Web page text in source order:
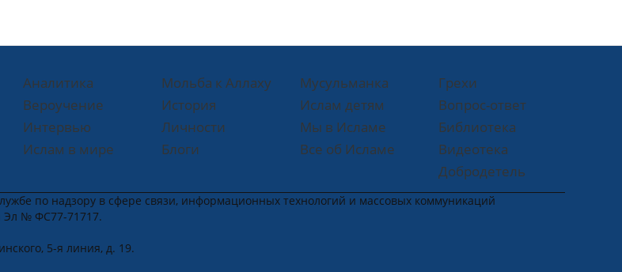
Аналитика
Вероучение
Интервью
Ислам в мире
Мольба к Аллаху
История
Личности
Блоги
Мусульманка
Ислам детям
Мы в Исламе
Все об Исламе
Грехи
Вопрос-ответ
Библиотека
Видеотека
Добродетель
по надзору в сфере связи, информационных технологий и массовых коммуникаций
Эл № ФС77-71717.
5-я линия, д. 19.